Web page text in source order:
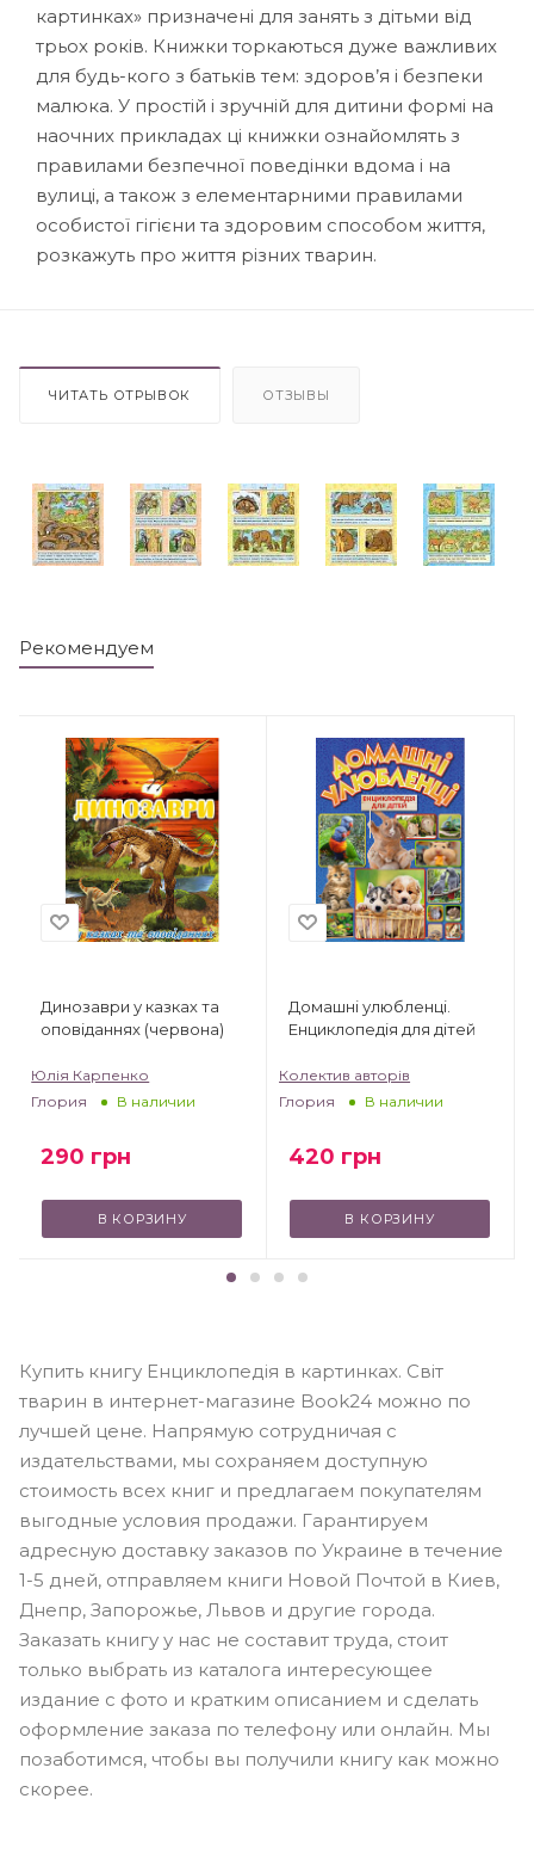
картинках» призначені для занять з дітьми від
трьох років. Книжки торкаються дуже важливих
для будь-кого з батьків тем: здоров’я і безпеки
малюка. У простій і зручній для дитини формі на
наочних прикладах ці книжки ознайомлять з
правилами безпечної поведінки вдома і на
вулиці, а також з елементарними правилами
особистої гігієни та здоровим способом життя,
розкажуть про життя різних тварин.
ЧИТАТЬ ОТРЫВОК ОТЗЫВЫ
Рекомендуем
Динозаври у казках та
оповіданнях (червона)
Юлія Карпенко
Глория
В наличии
290 грн
В КОРЗИНУ
Домашні улюбленці.
Енциклопедія для дітей
Колектив авторів
Глория
В наличии
420 грн
В КОРЗИНУ
Купить книгу Енциклопедія в картинках. Світ
тварин в интернет-магазине Book24 можно по
лучшей цене. Напрямую сотрудничая с
издательствами, мы сохраняем доступную
стоимость всех книг и предлагаем покупателям
выгодные условия продажи. Гарантируем
адресную доставку заказов по Украине в течение
1-5 дней, отправляем книги Новой Почтой в Киев,
Днепр, Запорожье, Львов и другие города.
Заказать книгу у нас не составит труда, стоит
только выбрать из каталога интересующее
издание с фото и кратким описанием и сделать
оформление заказа по телефону или онлайн. Мы
позаботимся, чтобы вы получили книгу как можно
скорее.